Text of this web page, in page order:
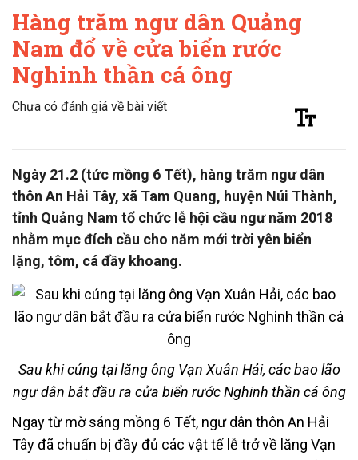
Hàng trăm ngư dân Quảng
Nam đổ về cửa biển rước
Nghinh thần cá ông
Chưa có đánh giá về bài viết
Ngày 21.2 (tức mồng 6 Tết), hàng trăm ngư dân
thôn An Hải Tây, xã Tam Quang, huyện Núi Thành,
tỉnh Quảng Nam tổ chức lễ hội cầu ngư năm 2018
nhằm mục đích cầu cho năm mới trời yên biển
lặng, tôm, cá đầy khoang.
Sau khi cúng tại lăng ông Vạn Xuân Hải, các bao lão
ngư dân bắt đầu ra cửa biển rước Nghinh thần cá ông
Ngay từ mờ sáng mồng 6 Tết, ngư dân thôn An Hải
Tây đã chuẩn bị đầy đủ các vật tế lễ trở về lăng Vạn